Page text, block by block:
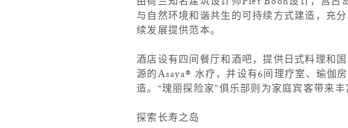
与自然环境和谐共生的可持续方式建造，充
续发展提供范本。
酒店设有四间餐厅和酒吧，提供日式料理和
源的Asaya® 水疗，并设有6间理疗室、瑜伽
造。“瑰丽探险家”俱乐部则为家庭宾客带来
探索长寿之岛